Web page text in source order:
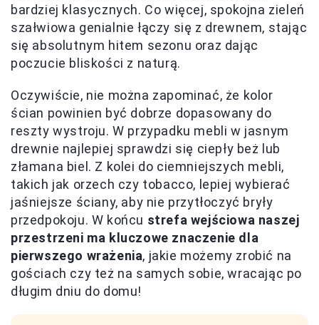
bardziej klasycznych. Co więcej, spokojna zieleń
szałwiowa genialnie łączy się z drewnem, stając
się absolutnym hitem sezonu oraz dając
poczucie bliskości z naturą.
Oczywiście, nie można zapominać, że kolor
ścian powinien być dobrze dopasowany do
reszty wystroju. W przypadku mebli w jasnym
drewnie najlepiej sprawdzi się ciepły beż lub
złamana biel. Z kolei do ciemniejszych mebli,
takich jak orzech czy tobacco, lepiej wybierać
jaśniejsze ściany, aby nie przytłoczyć bryły
przedpokoju. W końcu strefa wejściowa naszej
przestrzeni ma kluczowe znaczenie dla
pierwszego wrażenia, jakie możemy zrobić na
gościach czy też na samych sobie, wracając po
długim dniu do domu!